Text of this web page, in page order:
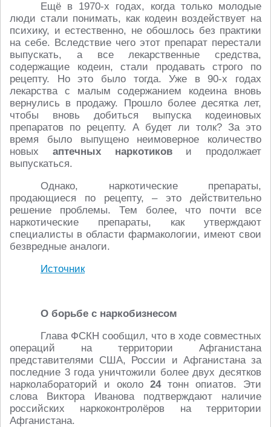
Ещё в 1970-х годах, когда только молодые
люди стали понимать, как кодеин воздействует на
психику, и естественно, не обошлось без практики
на себе. Вследствие чего этот препарат перестали
выпускать, а все лекарственные средства,
содержащие кодеин, стали продавать строго по
рецепту. Но это было тогда. Уже в 90-х годах
лекарства с малым содержанием кодеина вновь
вернулись в продажу. Прошло более десятка лет,
чтобы вновь добиться выпуска кодеиновых
препаратов по рецепту. А будет ли толк? За это
время было выпущено неимоверное количество
новых аптечных наркотикови продолжает
выпускаться.
Однако, наркотические препараты,
продающиеся по рецепту, – это действительно
решение проблемы. Тем более, что почти все
наркотические препараты, как утверждают
специалисты в области фармакологии, имеют свои
безвредные аналоги.
Источник
О борьбе с наркобизнесом
Глава ФСКН сообщил, что в ходе совместных
операций на территории Афганистана
представителями США, России и Афганистана за
последние 3 года уничтожили более двух десятков
нарколабораторий и около 24тонн опиатов. Эти
слова Виктора Иванова подтверждают наличие
российских наркоконтролёров на территории
Афганистана.